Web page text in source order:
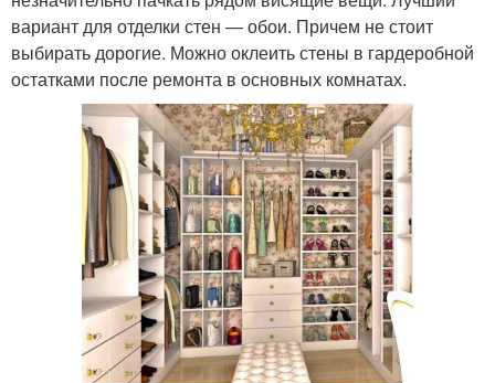
вариант для отделки стен — обои. Причем не стоит
выбирать дорогие. Можно оклеить стены в гардеробной
остатками после ремонта в основных комнатах.